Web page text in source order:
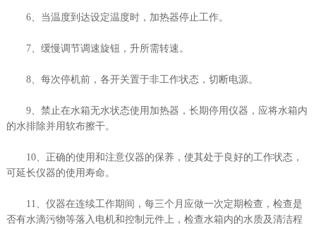
6、当温度到达设定温度时，加热器停止工作。
7、缓慢调节调速旋钮，升所需转速。
8、每次停机前，各开关置于非工作状态，切断电源。
9、禁止在水箱无水状态使用加热器，长期停用仪器，应将水箱内
的水排除并用软布擦干。
10、正确的使用和注意仪器的保养，使其处于良好的工作状态，
可延长仪器的使用寿命。
11、仪器在连续工作期间，每三个月应做一次定期检查，检查是
否有水滴污物等落入电机和控制元件上，检查水箱内的水质及清洁程